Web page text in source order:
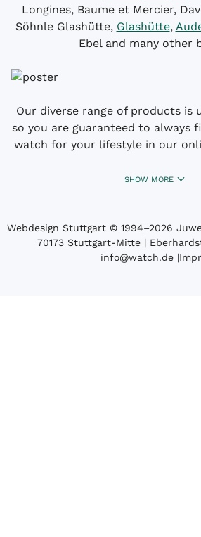
Longines, Baume et Mercier,
Söhnle Glashütte, Glashütte,
Ebel and many other
Our diverse range of products is
so you are guaranteed to always
watch for your lifestyle in our
SHOW MORE
Webdesign Stuttgart © 1994­–2026
70173 Stuttgart-Mitte |
info@watch.de|